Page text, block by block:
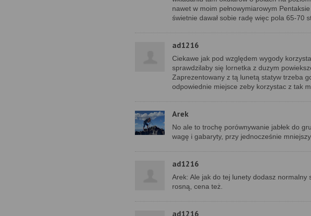
nawet w moim pełnowymiarowym
świetnie dawał sobie radę więc pola 65-70
ad1216
Ciekawe jak pod względem wygody
sprawdzilaby się lornetka z duzym
Zaprezentowany z tą lunetą statyw trzeba
odpowiednie miejsce zeby korzystac z tak
Arek
No ale to trochę porównywanie jabłek do
wagę i gabaryty, przy jednocześnie
ad1216
Arek: Ale jak do tej lunety dodasz
rosną, cena też.
ad1216